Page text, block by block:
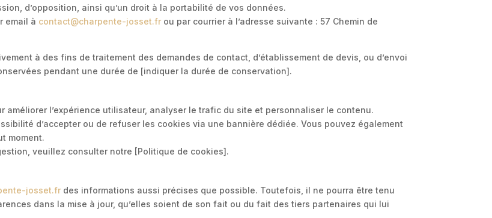
d’opposition, ainsi qu’un droit à la portabilité de vos données.
email à contact@charpente-josset.fr ou par courrier à l’adresse suivante : 57 Chemin de
à des fins de traitement des demandes de contact, d’établissement de devis, ou d’envoi
pendant une durée de [indiquer la durée de conservation].
améliorer l’expérience utilisateur, analyser le trafic du site et personnaliser le contenu.
d’accepter ou de refuser les cookies via une bannière dédiée. Vous pouvez également
moment.
veuillez consulter notre [Politique de cookies].
-josset.fr des informations aussi précises que possible. Toutefois, il ne pourra être tenu
dans la mise à jour, qu’elles soient de son fait ou du fait des tiers partenaires qui lui